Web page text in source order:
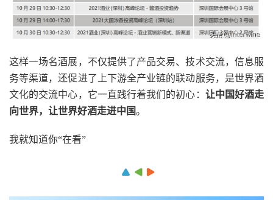
这样一场名酒展，不仅提供了产品交易、技术交流，信息服
务等渠道，还促进了上下游全产业链的联动服务，是世界酒
文化的交流中心，它一直践行着我们的初心： 让中国好酒走
向世界，让世界好酒走进中国。
我就知道你“在看”